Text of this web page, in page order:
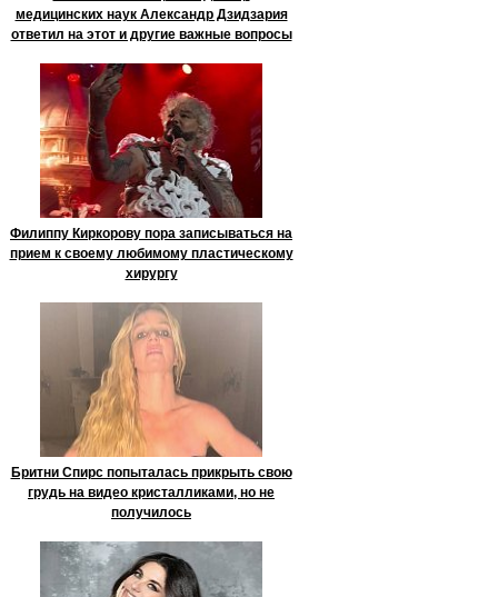
медицинских наук Александр Дзидзария
ответил на этот и другие важные вопросы
Филиппу Киркорову пора записываться на
прием к своему любимому пластическому
хирургу
Бритни Спирс попыталась прикрыть свою
грудь на видео кристалликами, но не
получилось